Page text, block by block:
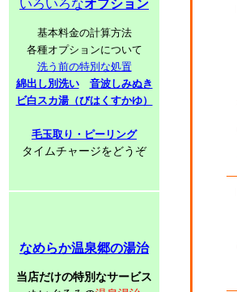
いろいろなオプション
基本料金の計算方法
各種オプションについて
洗う前の特別な処置
綿出し別洗い
音波しみぬき
ビ白スカ湯（びはくすかゆ）
毛玉取り・ピーリング
タイムチャージをどうぞ
なめらか温泉郷の湯治
当店だけの特別なサービス